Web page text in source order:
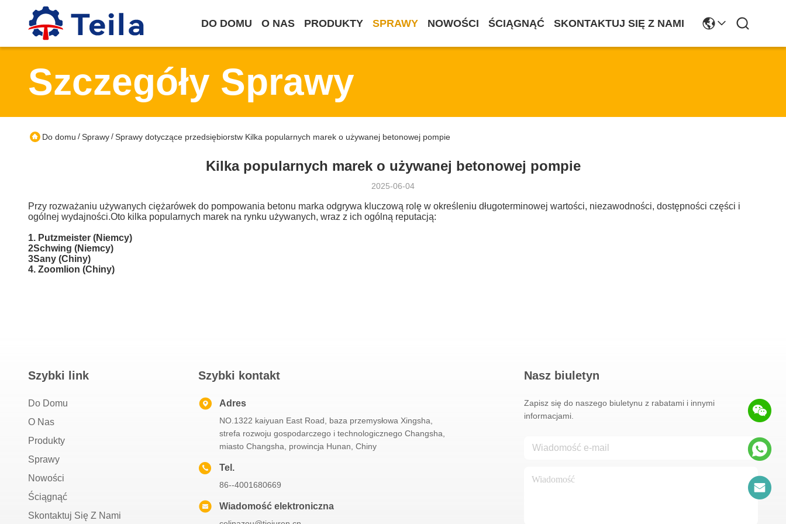
DO DOMU O NAS PRODUKTY SPRAWY NOWOŚCI ŚCIĄGNĄĆ SKONTAKTUJ SIĘ Z NAMI
Szczegóły Sprawy
Do domu /Sprawy/Sprawy dotyczące przedsiębiorstw Kilka popularnych marek o używanej betonowej pompie
Kilka popularnych marek o używanej betonowej pompie
2025-06-04
Przy rozważaniu używanych ciężarówek do pompowania betonu marka odgrywa kluczową rolę w określeniu długoterminowej wartości, niezawodności, dostępności części i
ogólnej wydajności.Oto kilka popularnych marek na rynku używanych, wraz z ich ogólną reputacją:
1. Putzmeister (Niemcy)
2Schwing (Niemcy)
3Sany (Chiny)
4. Zoomlion (Chiny)
Szybki link
Do Domu
O Nas
Produkty
Sprawy
Nowości
Ściągnąć
Skontaktuj Się Z Nami
Szybki kontakt
Adres
NO.1322 kaiyuan East Road, baza przemysłowa Xingsha,
strefa rozwoju gospodarczego i technologicznego Changsha,
miasto Changsha, prowincja Hunan, Chiny
Tel.
86--4001680669
Wiadomość elektroniczna
Nasz biuletyn
Zapisz się do naszego biuletynu z rabatami i innymi
informacjami.